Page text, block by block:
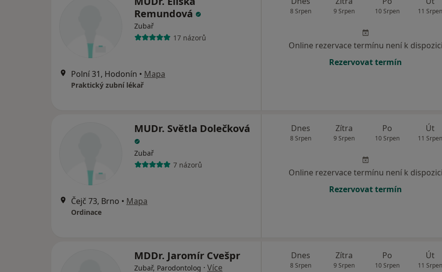
Remundová
Zubař
17 názorů
Polní 31, Hodonín • Mapa
Praktický zubní lékař
8 Srpen 9 Srpen 10 Srpen 11 Srpen
Online rezervace termínu není k dispozici
Rezervovat termín
MUDr. Světla Dolečková
Zubař
7 názorů
Čejč 73, Brno • Mapa
Ordinace
Dnes
8 Srpen
Zítra
9 Srpen
Po
10 Srpen
Út
11 Srpen
Online rezervace termínu není k dispozici
Rezervovat termín
MDDr. Jaromír Cvešpr
Zubař, Parodontolog · Více
Dnes
8 Srpen
Zítra
9 Srpen
Po
10 Srpen
Út
11 Srpen